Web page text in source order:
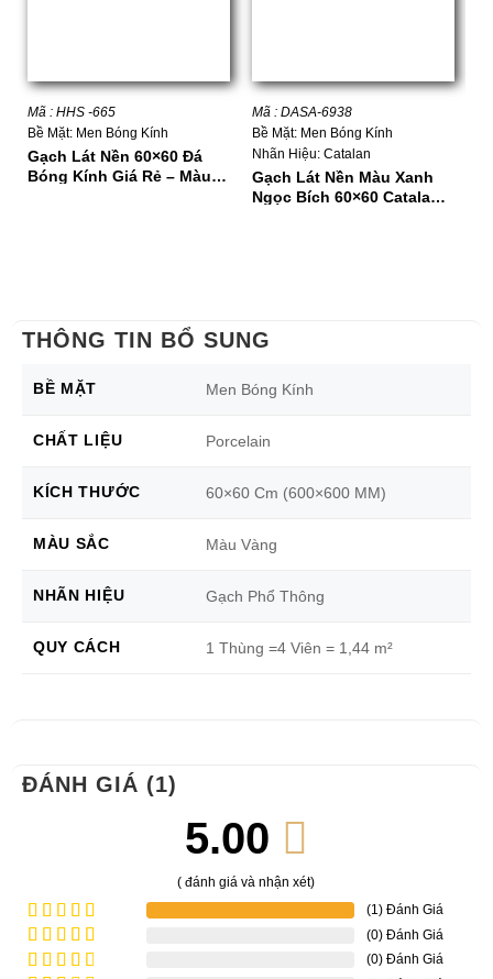
Mã : HHS -665
Bề Mặt: Men Bóng Kính
Gạch Lát Nền 60×60 Đá
Bóng Kính Giá Rẻ – Màu
Mã : DASA-6938
Bề Mặt: Men Bóng Kính
Nhãn Hiệu: Catalan
Gạch Lát Nền Màu Xanh
Ngọc Bích 60×60 Catalan
THÔNG TIN BỔ SUNG
BỀ MẶT Men Bóng Kính
CHẤT LIỆU Porcelain
KÍCH THƯỚC 60×60 Cm (600×600 MM)
MÀU SẮC Màu Vàng
NHÃN HIỆU Gạch Phổ Thông
QUY CÁCH 1 Thùng =4 Viên = 1,44 m²
ĐÁNH GIÁ (1)
5.00
( đánh giá và nhận xét)
Được xếp
hạng 5
sao
(1) Đánh Giá
Được
(0) Đánh Giá
(0) Đánh Giá